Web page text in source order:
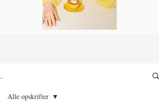
.
Alle opskrifter